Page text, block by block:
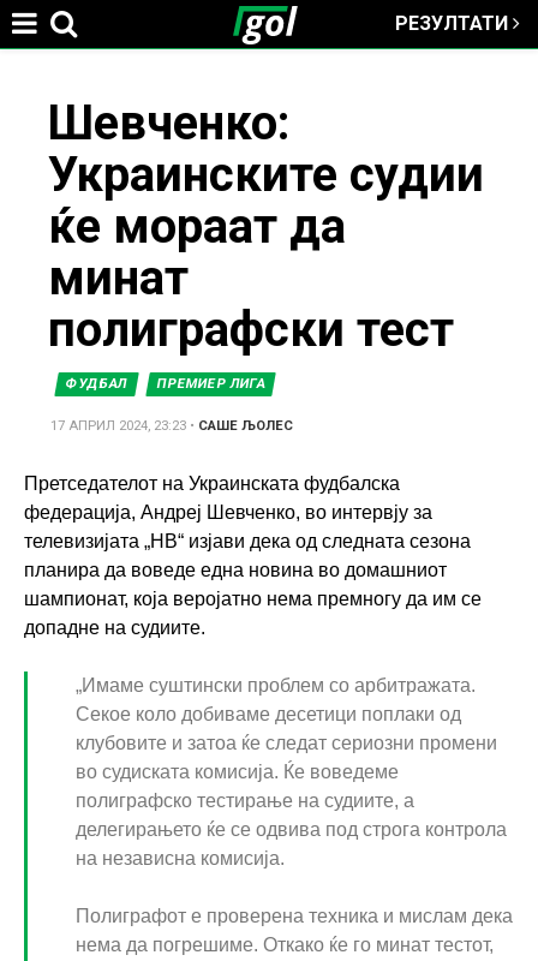
РЕЗУЛТАТИ
here
Шевченко:
Украинските судии
ќе мораат да
минат
полиграфски тест
ФУДБАЛ ПРЕМИЕР ЛИГА
17 АПРИЛ 2024, 23:23 • САШЕ ЉОЛЕС
Претседателот на Украинската фудбалска
федерација, Андреј Шевченко, во интервју за
телевизијата „НВ“ изјави дека од следната сезона
планира да воведе една новина во домашниот
шампионат, која веројатно нема премногу да им се
допадне на судиите.
„Имаме суштински проблем со арбитражата.
Секое коло добиваме десетици поплаки од
клубовите и затоа ќе следат сериозни промени
во судиската комисија. Ќе воведеме
полиграфско тестирање на судиите, а
делегирањето ќе се одвива под строга контрола
на независна комисија.
Полиграфот е проверена техника и мислам дека
нема да погрешиме. Откако ќе го минат тестот,